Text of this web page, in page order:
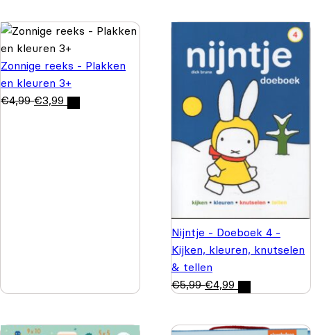
Zonnige reeks - Plakken
en kleuren 3+
€4,99 €3,99
Nijntje - Doeboek 4 -
Kijken, kleuren, knutselen
& tellen
€5,99 €4,99